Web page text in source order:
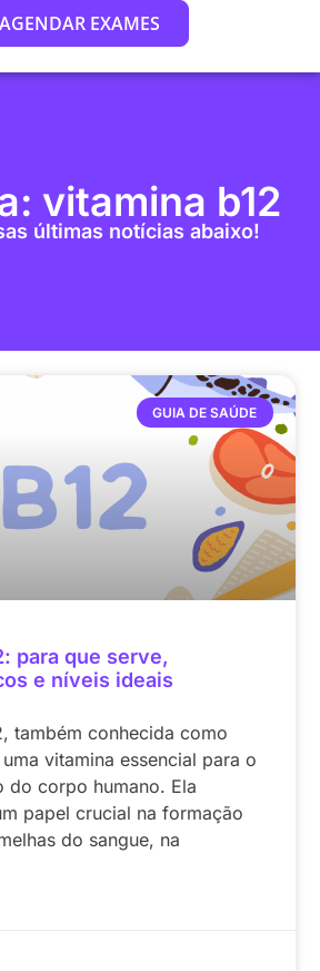
AGENDAR EXAMES
vitamina b12
últimas notícias abaixo!
GUIA DE SAÚDE
para que serve,
e níveis ideais
também conhecida como
vitamina essencial para o
do corpo humano. Ela
papel crucial na formação
do sangue, na